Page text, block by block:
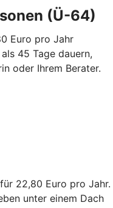
(Ü-64)
Euro pro Jahr
45 Tage dauern,
oder Ihrem Berater.
22,80 Euro pro Jahr.
unter einem Dach